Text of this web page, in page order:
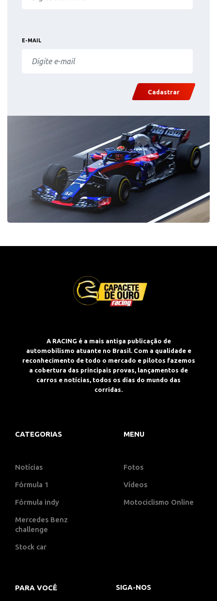
E-MAIL
Cadastrar
A RACING é a mais antiga publicação de
automobilismo atuante no Brasil. Com a qualidade e
reconhecimento de todo o mercado e pilotos fazemos
a cobertura das principais provas, lançamentos de
carros e notícias, todos os dias do mundo das
corridas.
CATEGORIAS
Notícias
Fórmula 1
Fórmula indy
Mercedes Benz
challenge
Stock car
MENU
Fotos
Vídeos
Motociclismo Online
PARA VOCÊ SIGA-NOS